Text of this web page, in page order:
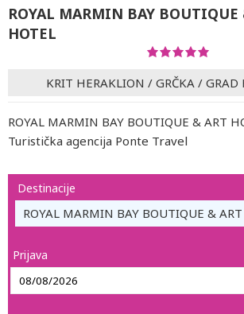
ROYAL MARMIN BAY BOUTIQUE
HOTEL
KRIT HERAKLION / GRČKA / GRAD
ROYAL MARMIN BAY BOUTIQUE & ART
Turistička agencija Ponte Travel
Destinacije
ROYAL MARMIN BAY BOUTIQUE &
Prijava